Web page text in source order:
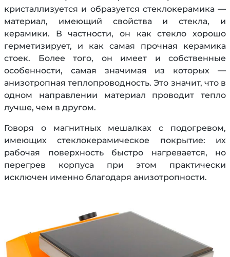
кристаллизуется и образуется стеклокерамика —
материал, имеющий свойства и стекла, и
керамики. В частности, он как стекло хорошо
герметизирует, и как самая прочная керамика
стоек. Более того, он имеет и собственные
особенности, самая значимая из которых —
анизотропная теплопроводность. Это значит, что в
одном направлении материал проводит тепло
лучше, чем в другом.
Говоря о магнитных мешалках с подогревом,
имеющих стеклокерамическое покрытие: их
рабочая поверхность быстро нагревается, но
перегрев корпуса при этом практически
исключен именно благодаря анизотропности.